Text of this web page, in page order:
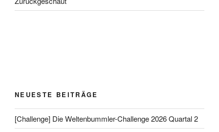
NEUESTE BEITRÄGE
[Challenge] Die Weltenbummler-Challenge 2026 Quartal 2